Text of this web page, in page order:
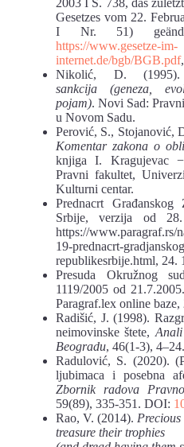
Gesetzes vom 22.
I Nr. 51)
https://www.gesetze-im-
internet.de/bgb/BGB.pdf
Nikolić, D.
sankcija (geneza,
pojam). Novi Sad:
u Novom Sadu.
Perović, S., Stojanović,
Komentar zakona o
knjiga I. Kragujevac
Pravni fakultet,
Kulturni centar.
Prednacrt Građanskog
Srbije, verzija od
https://www.paragraf.rs/
19-prednacrt-
republikesrbije.html, 24.
Presuda Okružnog
1119/2005 od
Paragraf.lex online baze,
Radišić, J. (1998).
neimovinske štete,
Beogradu, 46(1-3), 4–24.
Radulović, S. (2020).
ljubimaca i posebna
Zbornik radova
59(89), 335-351. DOI:
Rao, V. (2014).
treasure their trophies